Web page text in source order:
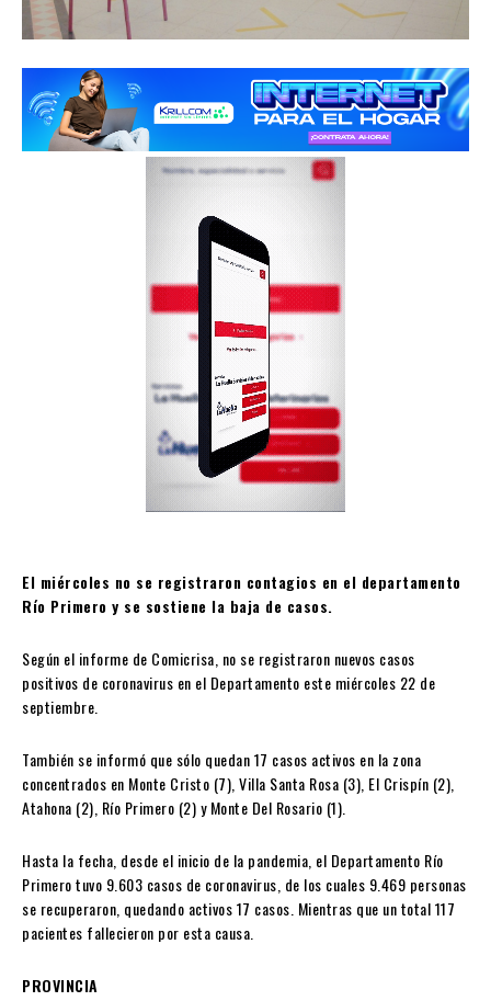
El miércoles no se registraron contagios en el departamento
Río Primero y se sostiene la baja de casos.
Según el informe de Comicrisa, no se registraron nuevos casos
positivos de coronavirus en el Departamento este miércoles 22 de
septiembre.
También se informó que sólo quedan 17 casos activos en la zona
concentrados en Monte Cristo (7), Villa Santa Rosa (3), El Crispín (2),
Atahona (2), Río Primero (2) y Monte Del Rosario (1).
Hasta la fecha, desde el inicio de la pandemia, el Departamento Río
Primero tuvo 9.603 casos de coronavirus, de los cuales 9.469 personas
se recuperaron, quedando activos 17 casos. Mientras que un total 117
pacientes fallecieron por esta causa.
PROVINCIA